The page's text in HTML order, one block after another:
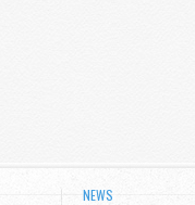
NEWS